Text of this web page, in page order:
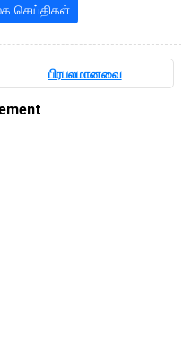
செய்திகள்
பிரபலமானவை